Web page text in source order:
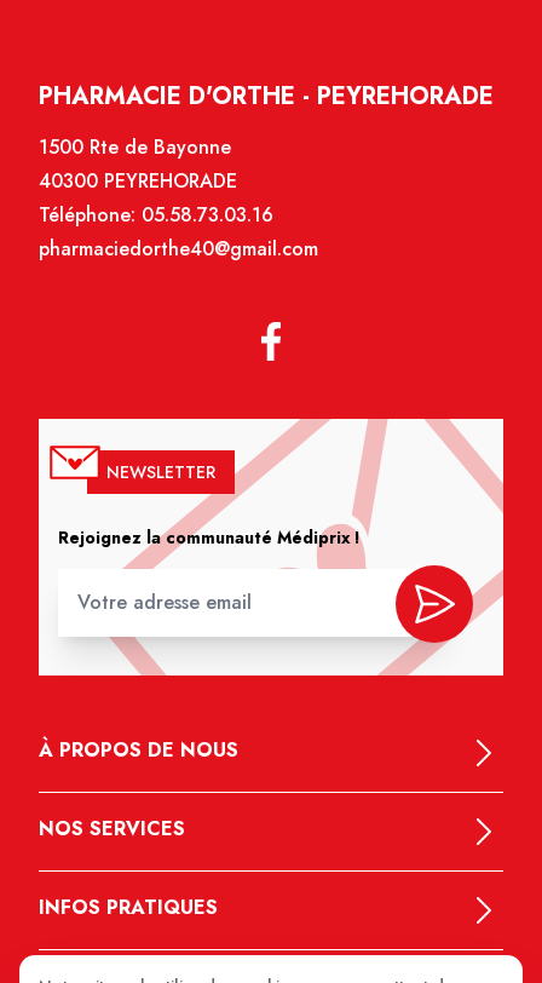
PHARMACIE D'ORTHE - PEYREHORADE
1500 Rte de Bayonne
40300 PEYREHORADE
Téléphone: 05.58.73.03.16
pharmaciedorthe40@gmail.com
NEWSLETTER
Rejoignez la communauté Médiprix !
À PROPOS DE NOUS
NOS SERVICES
INFOS PRATIQUES